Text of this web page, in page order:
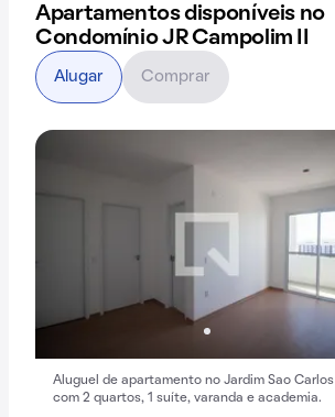
Apartamentos disponíveis no
Condomínio JR Campolim II
Aluguel de apartamento no Jardim Sao Carlos
com 2 quartos, 1 suíte, varanda e academia.
Alugar Comprar